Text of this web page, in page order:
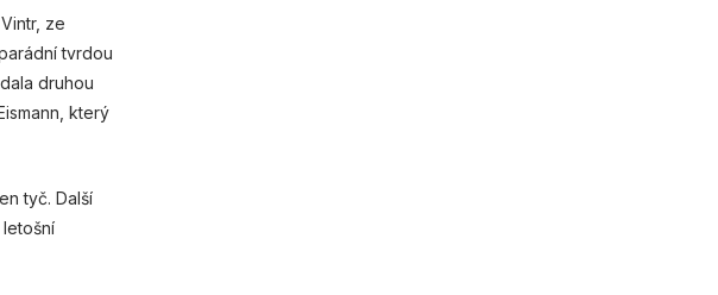
ze
tvrdou
druhou
který
tyč. Další